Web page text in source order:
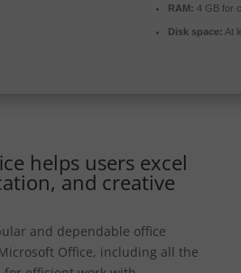
RAM: 4 GB for
Disk space: At
helps users excel
and creative
and dependable office
Office, including all the